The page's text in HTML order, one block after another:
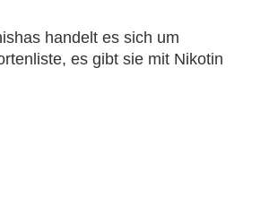
handelt es sich um
es gibt sie mit Nikotin